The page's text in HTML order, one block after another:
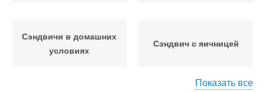
Сэндвичи в домашних
условиях
Сэндвич с яичницей
Показать все